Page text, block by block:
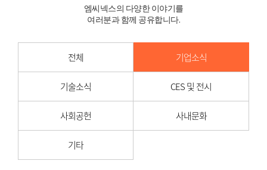
엠씨넥스의 다양한 이야기를
여러분과 함께 공유합니다.
전체 기업소식
기술소식 CES 및 전시
사회공헌 사내문화
기타